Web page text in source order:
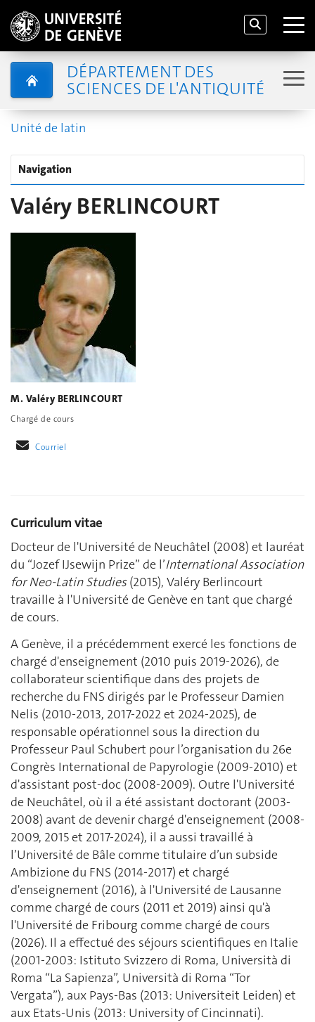
DÉPARTEMENT DES
SCIENCES DE L'ANTIQUITÉ
Unité de latin
Navigation
Valéry BERLINCOURT
M. Valéry BERLINCOURT
Chargé de cours
Courriel
Curriculum vitae
Docteur de l'Université de Neuchâtel (2008) et lauréat
du “Jozef IJsewijn Prize” de l’International Association
for Neo-Latin Studies(2015), Valéry Berlincourt
travaille à l'Université de Genève en tant que chargé
de cours.
A Genève, il a précédemment exercé les fonctions de
chargé d'enseignement (2010 puis 2019-2026), de
collaborateur scientifique dans des projets de
recherche du FNS dirigés par le Professeur Damien
Nelis (2010-2013, 2017-2022 et 2024-2025), de
responsable opérationnel sous la direction du
Professeur Paul Schubert pour l’organisation du 26e
Congrès International de Papyrologie (2009-2010) et
d'assistant post-doc (2008-2009). Outre l'Université
de Neuchâtel, où il a été assistant doctorant (2003-
2008) avant de devenir chargé d'enseignement (2008-
2009, 2015 et 2017-2024), il a aussi travaillé à
l’Université de Bâle comme titulaire d’un subside
Ambizione du FNS (2014-2017) et chargé
d'enseignement (2016), à l'Université de Lausanne
comme chargé de cours (2011 et 2019) ainsi qu'à
l'Université de Fribourg comme chargé de cours
(2026). Il a effectué des séjours scientifiques en Italie
(2001-2003: Istituto Svizzero di Roma, Università di
Roma “La Sapienza”, Università di Roma “Tor
Vergata”), aux Pays-Bas (2013: Universiteit Leiden) et
aux Etats-Unis (2013: University of Cincinnati).